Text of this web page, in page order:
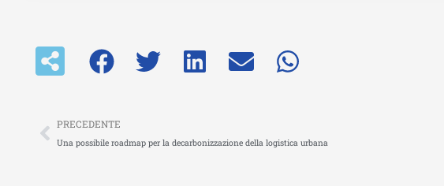
Precedente
PRECEDENTE
Una possibile roadmap per la decarbonizzazione della logistica urbana